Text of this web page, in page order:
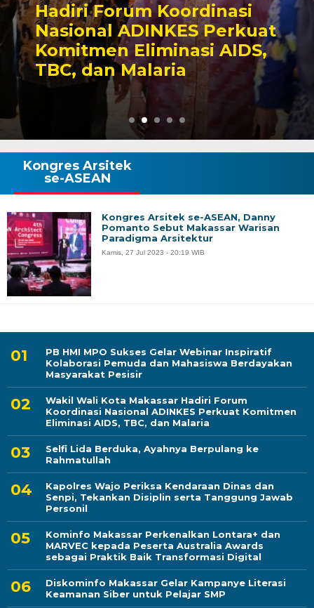
Bersama Wali Kota Tinjau
TPA Tamangapa, Menteri
LH: Puji Kinerja Munafri
Benahi TPA
PB HMI MPO Sukses Gelar Webinar Inspiratif
Kolaborasi Pemuda dan Mahasiswa Berdayakan
Masyarakat Pesisir
Wakil Wali Kota Makassar Hadiri Forum
Koordinasi Nasional ADINKES Perkuat Komitmen
Eliminasi AIDS, TBC, dan Malaria
Selfi Lida Berduka, Ayahnya Berpulang ke
Rahmatullah
Kapolres Wajo Periksa Kendaraan Dinas dan
Senpi, Tekankan Disiplin serta Tanggung Jawab
Personil
Kominfo Makassar Perkenalkan Lontara+ dan
MARVEC kepada Peserta Australia Awards
sebagai Praktik Baik Transformasi Digital
Diskominfo Makassar Gelar Kampanye Literasi
Keamanan Siber untuk Pelajar SMP
Kongres Arsitek
se-ASEAN
Kongres Arsitek se-ASEAN, Danny
Pomanto Sebut Makassar Warisan
Paradigma Arsitektur
Kamis, 27 Jul 2023 - 20:19 WIB